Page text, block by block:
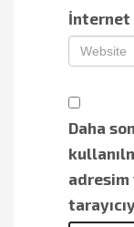
İnternet
Daha
adresim